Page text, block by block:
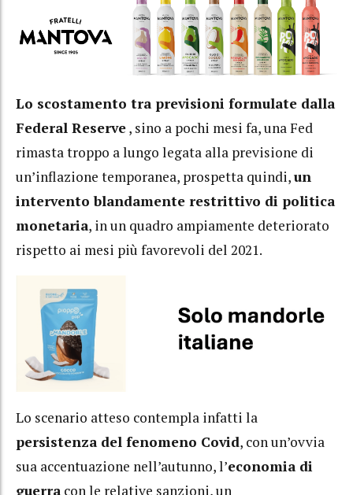
Lo scostamento tra previsioni formulate dalla
Federal Reserve, sino a pochi mesi fa, una Fed
rimasta troppo a lungo legata alla previsione di
un’inflazione temporanea, prospetta quindi,un
intervento blandamente restrittivo di politica
monetaria, in un quadro ampiamente deteriorato
rispetto ai mesi più favorevoli del 2021.
Lo scenario atteso contempla infatti la
persistenza del fenomeno Covid, con un’ovvia
sua accentuazione nell’autunno, l’economia di
guerra con le relative sanzioni, un